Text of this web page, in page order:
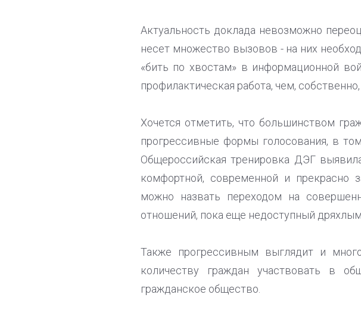
Актуальность доклада невозможно
несет множество вызовов - на них
«бить по хвостам» в информационной
профилактическая работа, чем,
Хочется отметить, что большинством
прогрессивные формы голосования, в
Общероссийская тренировка ДЭГ
комфортной, современной и прекрасно
можно назвать переходом на
отношений, пока еще недоступный
Также прогрессивным выглядит и
количеству граждан участвовать в
гражданское общество.